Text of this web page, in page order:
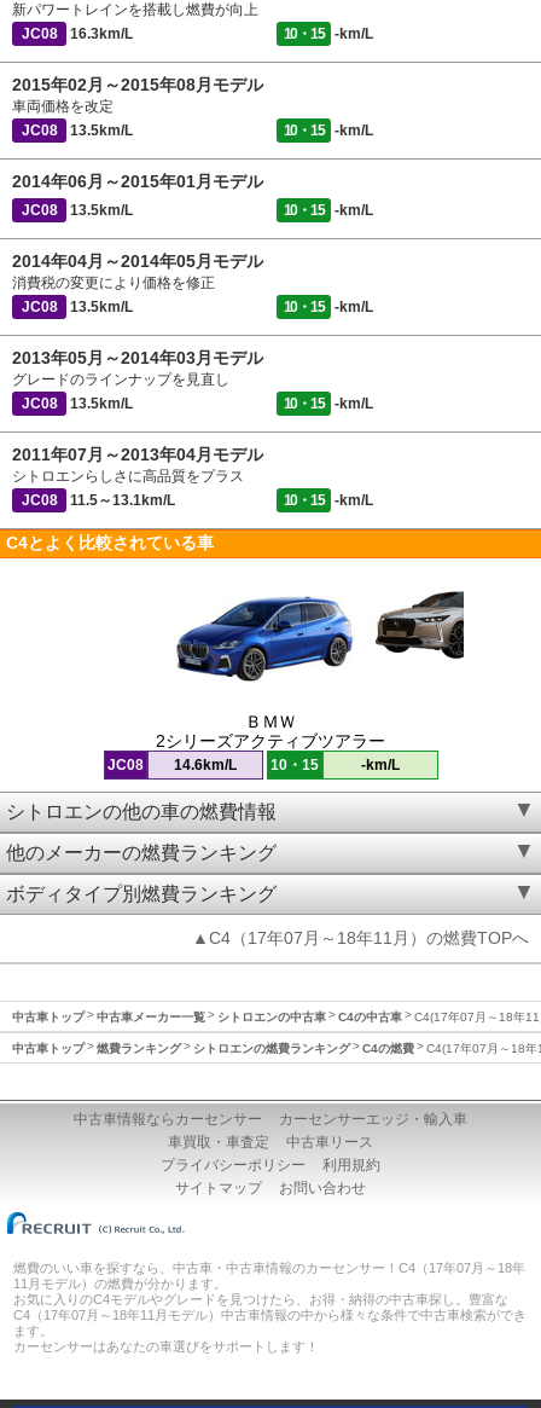
新パワートレインを搭載し燃費が向上
JC08
16.3km/L 10・15 -km/L
2015年02月～2015年08月モデル
車両価格を改定
JC08
13.5km/L 10・15 -km/L
2014年06月～2015年01月モデル
JC08 13.5km/L 10・15 -km/L
2014年04月～2014年05月モデル
消費税の変更により価格を修正
JC08
13.5km/L 10・15 -km/L
2013年05月～2014年03月モデル
グレードのラインナップを見直し
JC08
13.5km/L 10・15 -km/L
2011年07月～2013年04月モデル
シトロエンらしさに高品質をプラス
JC08
11.5～13.1km/L 10・15 -km/L
C4とよく比較されている車
ＢＭＷ
2シリーズアクティブツアラー
JC08 14.6km/L 10・15 -km/L
シトロエンの他の車の燃費情報
他のメーカーの燃費ランキング
ボディタイプ別燃費ランキング
▲C4（17年07月～18年11月）の燃費TOPへ
中古車トップ 中古車メーカー一覧 シトロエンの中古車 C4の中古車 C4(17年07月～18年
中古車トップ 燃費ランキング シトロエンの燃費ランキング C4の燃費 C4(17年07月～18年
中古車情報ならカーセンサー
カーセンサーエッジ・輸入車
車買取・車査定
中古車リース
プライバシーポリシー
利用規約
サイトマップ
お問い合わせ
燃費のいい車を探すなら、中古車・中古車情報のカーセンサー！C4（17年07月～18年
11月モデル）の燃費が分かります。
お気に入りのC4モデルやグレードを見つけたら、お得・納得の中古車探し。豊富な
C4（17年07月～18年11月モデル）中古車情報の中から様々な条件で中古車検索ができ
ます。
カーセンサーはあなたの車選びをサポートします！